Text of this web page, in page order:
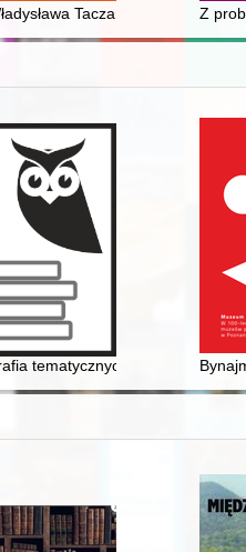
terminology of modern
Taczanowskiego do
Z
dary : przyczynek do dziejów
tematycznych artykułów